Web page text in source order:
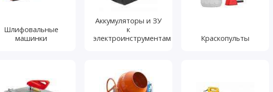
Шлифовальные
машинки
Аккумуляторы и ЗУ
к
электроинструментам
Краскопульты